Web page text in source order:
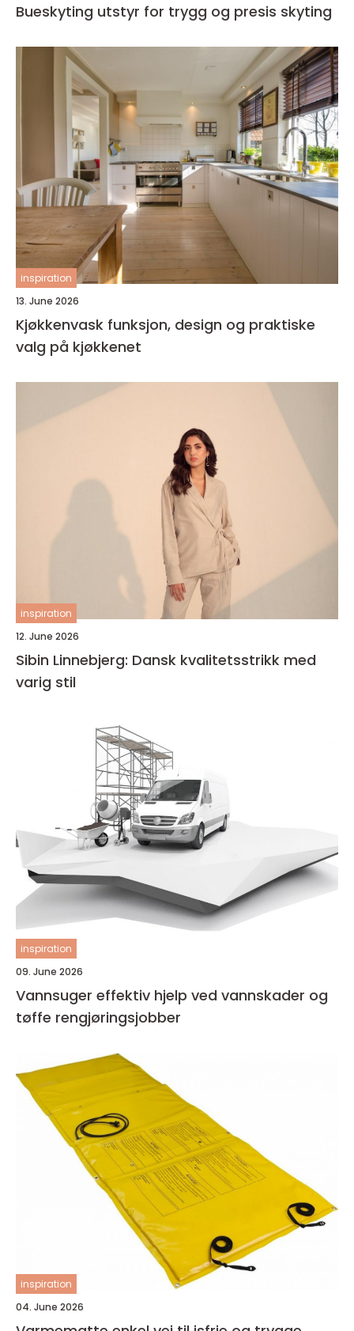
Bueskyting utstyr for trygg og presis skyting
inspiration
13. June 2026
Kjøkkenvask funksjon, design og praktiske
valg på kjøkkenet
inspiration
12. June 2026
Sibin Linnebjerg: Dansk kvalitetsstrikk med
varig stil
inspiration
09. June 2026
Vannsuger effektiv hjelp ved vannskader og
tøffe rengjøringsjobber
inspiration
04. June 2026